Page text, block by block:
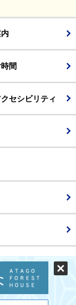
間
セシビリティ
ソコン版